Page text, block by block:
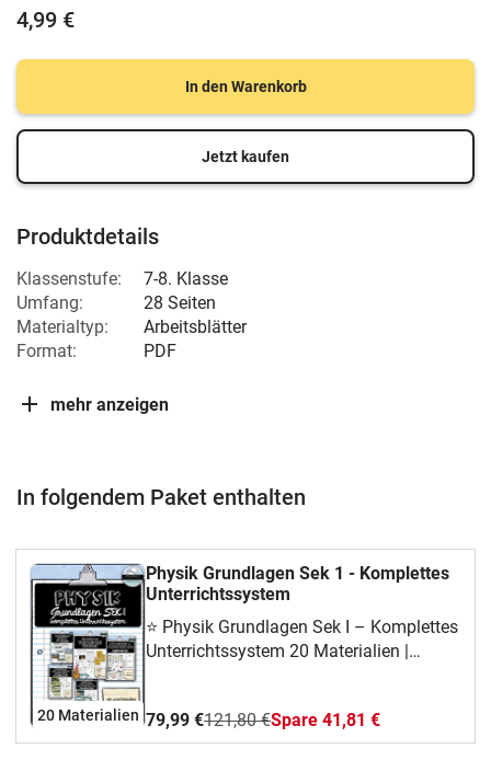
4,99 €
In den Warenkorb
Jetzt kaufen
Produktdetails
Klassenstufe:
7-8. Klasse
Umfang:
28 Seiten
Materialtyp:
Arbeitsblätter
Format:
PDF
mehr anzeigen
In folgendem Paket enthalten
20 Materialien
Physik Grundlagen Sek 1 - Komplettes
Unterrichtssystem
⭐ Physik Grundlagen Sek I – Komplettes
Unterrichtssystem 20 Materialien |
Vorbereitungsstress — einfach öffnen
und unterrichten. ⚡Dieses komplette
79,99 €121,80 €Spare 41,81 €